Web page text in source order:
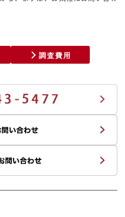
調査費用